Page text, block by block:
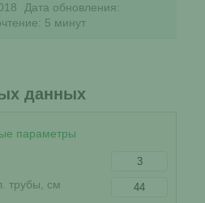
Дата обновления:
5 минут
данных
параметры
трубы, см